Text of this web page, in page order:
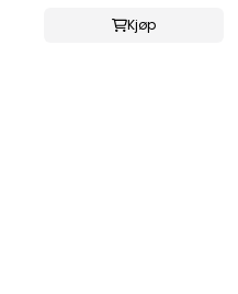
Kjøp